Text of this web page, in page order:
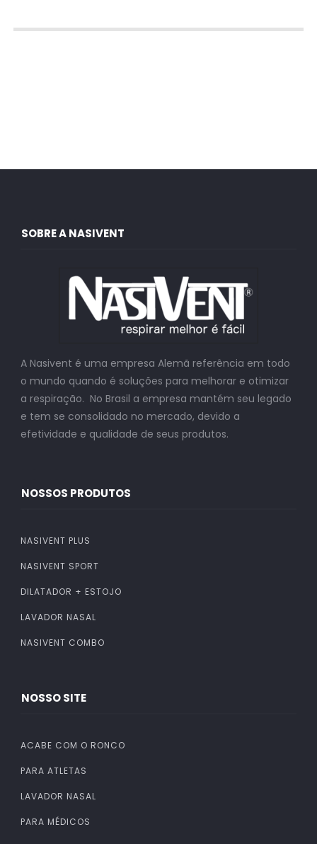
SOBRE A NASIVENT
A Nasivent é uma empresa Alemã referência em todo
o mundo quando é soluções para melhorar e otimizar
a respiração. No Brasil a empresa mantém seu legado
e tem se consolidado no mercado, devido a
efetividade e qualidade de seus produtos.
NOSSOS PRODUTOS
NASIVENT PLUS
NASIVENT SPORT
DILATADOR + ESTOJO
LAVADOR NASAL
NASIVENT COMBO
NOSSO SITE
ACABE COM O RONCO
PARA ATLETAS
LAVADOR NASAL
PARA MÉDICOS